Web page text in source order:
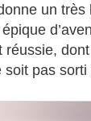
un très
réussie,
pas